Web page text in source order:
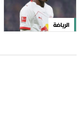
الرياضة